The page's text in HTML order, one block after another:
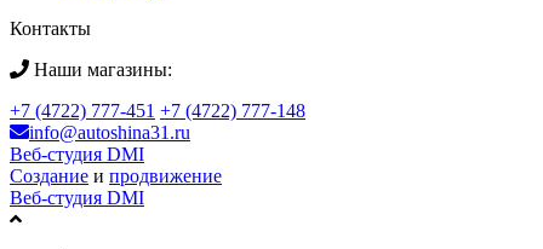
Контакты
Наши магазины:
+7 (4722) 777-451 +7 (4722) 777-148
info@autoshina31.ru
Веб-студия DMI
Создание и продвижение
Веб-студия DMI